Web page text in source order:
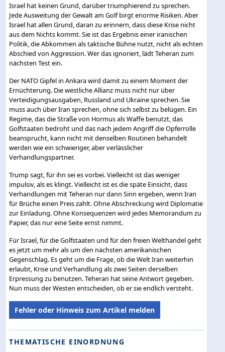
Israel hat keinen Grund, darüber triumphierend zu sprechen.
Jede Ausweitung der Gewalt am Golf birgt enorme Risiken. Aber
Israel hat allen Grund, daran zu erinnern, dass diese Krise nicht
aus dem Nichts kommt. Sie ist das Ergebnis einer iranischen
Politik, die Abkommen als taktische Bühne nutzt, nicht als echten
Abschied von Aggression. Wer das ignoriert, lädt Teheran zum
nächsten Test ein.
Der NATO Gipfel in Ankara wird damit zu einem Moment der
Ernüchterung. Die westliche Allianz muss nicht nur über
Verteidigungsausgaben, Russland und Ukraine sprechen. Sie
muss auch über Iran sprechen, ohne sich selbst zu belügen. Ein
Regime, das die Straße von Hormus als Waffe benutzt, das
Golfstaaten bedroht und das nach jedem Angriff die Opferrolle
beansprucht, kann nicht mit denselben Routinen behandelt
werden wie ein schwieriger, aber verlässlicher
Verhandlungspartner.
Trump sagt, für ihn sei es vorbei. Vielleicht ist das weniger
impulsiv, als es klingt. Vielleicht ist es die späte Einsicht, dass
Verhandlungen mit Teheran nur dann Sinn ergeben, wenn Iran
für Brüche einen Preis zahlt. Ohne Abschreckung wird Diplomatie
zur Einladung. Ohne Konsequenzen wird jedes Memorandum zu
Papier, das nur eine Seite ernst nimmt.
Für Israel, für die Golfstaaten und für den freien Welthandel geht
es jetzt um mehr als um den nächsten amerikanischen
Gegenschlag. Es geht um die Frage, ob die Welt Iran weiterhin
erlaubt, Krise und Verhandlung als zwei Seiten derselben
Erpressung zu benutzen. Teheran hat seine Antwort gegeben.
Nun muss der Westen entscheiden, ob er sie endlich versteht.
Fehler oder Hinweis zum Artikel melden
THEMATISCHE EINORDNUNG